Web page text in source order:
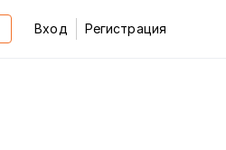
Вход Регистрация